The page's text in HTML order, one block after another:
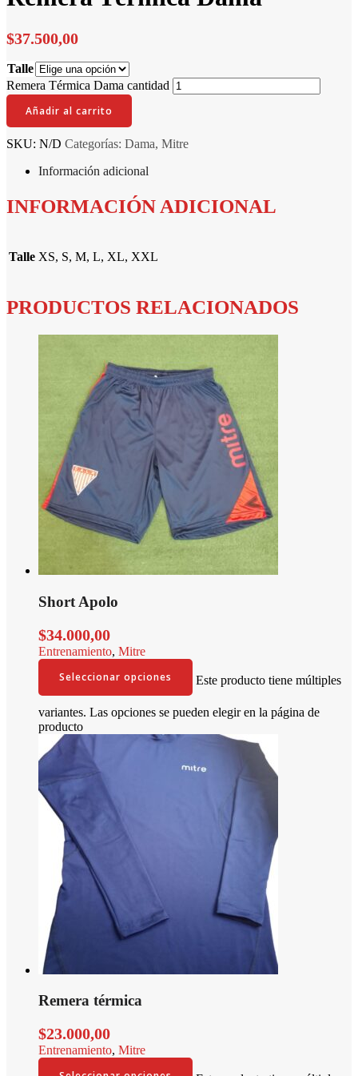
$37.500,00
Talle
Remera Térmica Dama cantidad
Añadir al carrito
SKU: N/D Categorías: Dama, Mitre
Información adicional
INFORMACIÓN ADICIONAL
Talle XS, S, M, L, XL, XXL
PRODUCTOS RELACIONADOS
Short Apolo
$34.000,00
Entrenamiento, Mitre
Seleccionar opciones
Este producto tiene múltiples
variantes. Las opciones se pueden elegir en la página de
producto
Remera térmica
$23.000,00
Entrenamiento, Mitre